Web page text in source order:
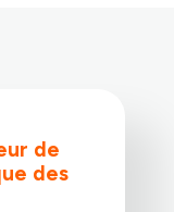
de
des